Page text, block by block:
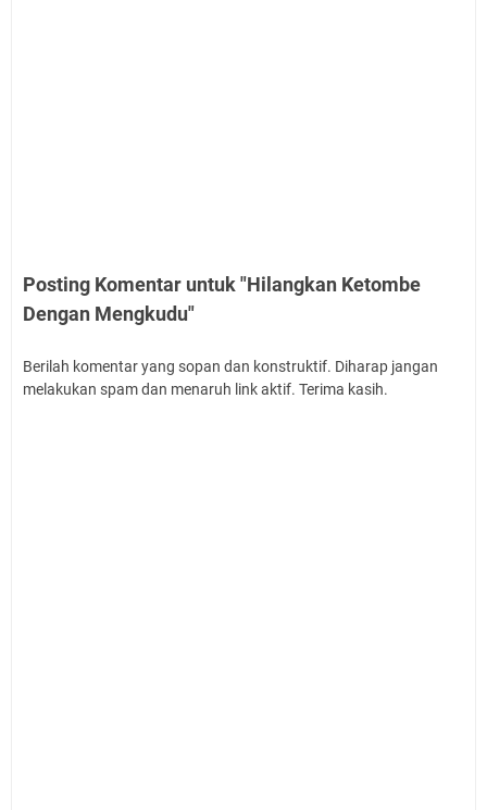
Posting Komentar untuk "Hilangkan Ketombe
Dengan Mengkudu"
Berilah komentar yang sopan dan konstruktif. Diharap jangan
melakukan spam dan menaruh link aktif. Terima kasih.